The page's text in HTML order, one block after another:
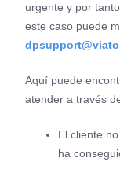
urgente y por
este caso puede
Aquí puede
atender a través
El cliente
ha